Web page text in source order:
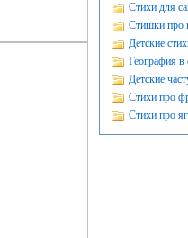
Стихи для
Стишки про
Детские
География в
Детские
Стихи про
Стихи про